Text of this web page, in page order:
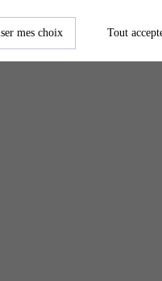
les plus
mes choix Tout